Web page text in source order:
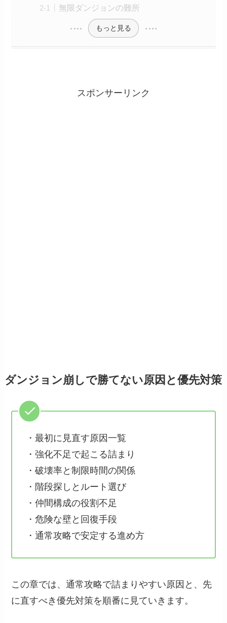
無限ダンジョンの難所
もっと見る
スポンサーリンク
ダンジョン崩しで勝てない原因と優先対策
・最初に見直す原因一覧
・強化不足で起こる詰まり
・破壊率と制限時間の関係
・階段探しとルート選び
・仲間構成の役割不足
・危険な壁と回復手段
・通常攻略で安定する進め方
この章では、通常攻略で詰まりやすい原因と、先
に直すべき優先対策を順番に見ていきます。